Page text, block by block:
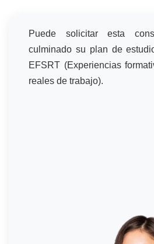
Puede solicitar esta
culminado su plan de
EFSRT (Experiencias
reales de trabajo).